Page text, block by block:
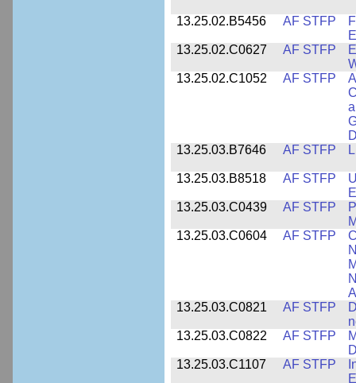
13.25.02.B5456 AF STFP
13.25.02.C0627
AF STFP
13.25.02.C1052
AF STFP
13.25.03.B7646
AF STFP
13.25.03.B8518 AF STFP
13.25.03.C0439
AF STFP
13.25.03.C0604
AF STFP
13.25.03.C0821
AF STFP
13.25.03.C0822
AF STFP
13.25.03.C1107
AF STFP